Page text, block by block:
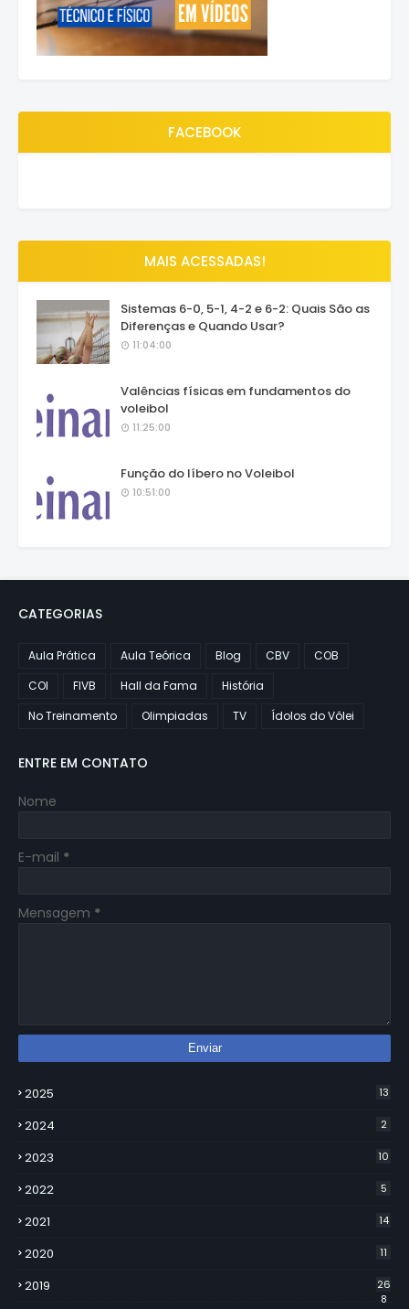
FACEBOOK
MAIS ACESSADAS!
Sistemas 6-0, 5-1, 4-2 e 6-2: Quais São as
Diferenças e Quando Usar?
11:04:00
Valências físicas em fundamentos do
voleibol
11:25:00
Função do líbero no Voleibol
10:51:00
CATEGORIAS
Aula Prática Aula Teórica Blog CBV
COB
COI
FIVB Hall da Fama
História
No Treinamento
Olimpiadas TV Ídolos do Vôlei
ENTRE EM CONTATO
Nome
E-mail *
Mensagem *
2025 13
2024 2
2023 10
2022 5
2021 14
2020 11
2019
26
8